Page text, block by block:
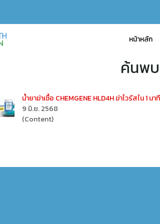
หน้าหลัก
ค้นพบ
น้ำยาฆ่าเชื้อ CHEMGENE HLD4H ฆ่าไวรัสใน 1
9 มิ.ย. 2568
(Content)